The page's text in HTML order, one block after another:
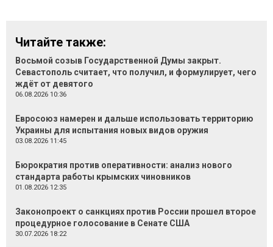
Читайте также:
Восьмой созыв Государственной Думы закрыт.
Севастополь считает, что получил, и формулирует, чего
ждёт от девятого
06.08.2026 10:36
Евросоюз намерен и дальше использовать территорию
Украины для испытания новых видов оружия
03.08.2026 11:45
Бюрократия против оперативности: анализ нового
стандарта работы крымских чиновников
01.08.2026 12:35
Законопроект о санкциях против России прошел второе
процедурное голосование в Сенате США
30.07.2026 18:22